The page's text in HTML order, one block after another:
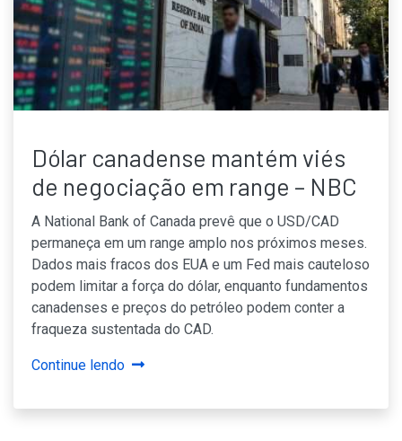
Dólar canadense mantém viés
de negociação em range – NBC
A National Bank of Canada prevê que o USD/CAD
permaneça em um range amplo nos próximos meses.
Dados mais fracos dos EUA e um Fed mais cauteloso
podem limitar a força do dólar, enquanto fundamentos
canadenses e preços do petróleo podem conter a
fraqueza sustentada do CAD.
Continue lendo